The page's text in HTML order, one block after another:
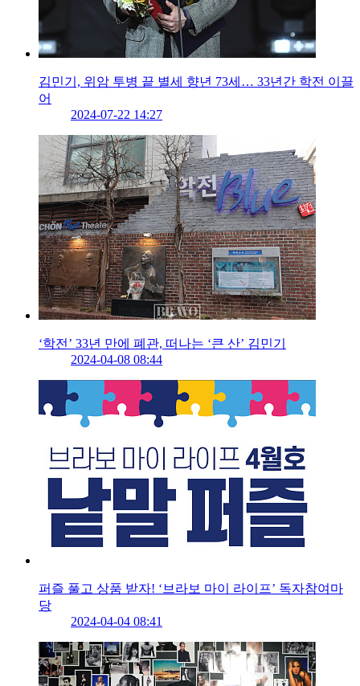
김민기, 위암 투병 끝 별세 향년 73세… 33년간 학전 이끌
어
2024-07-22 14:27
‘학전’ 33년 만에 폐관, 떠나는 ‘큰 산’ 김민기
2024-04-08 08:44
퍼즐 풀고 상품 받자! ‘브라보 마이 라이프’ 독자참여마
당
2024-04-04 08:41